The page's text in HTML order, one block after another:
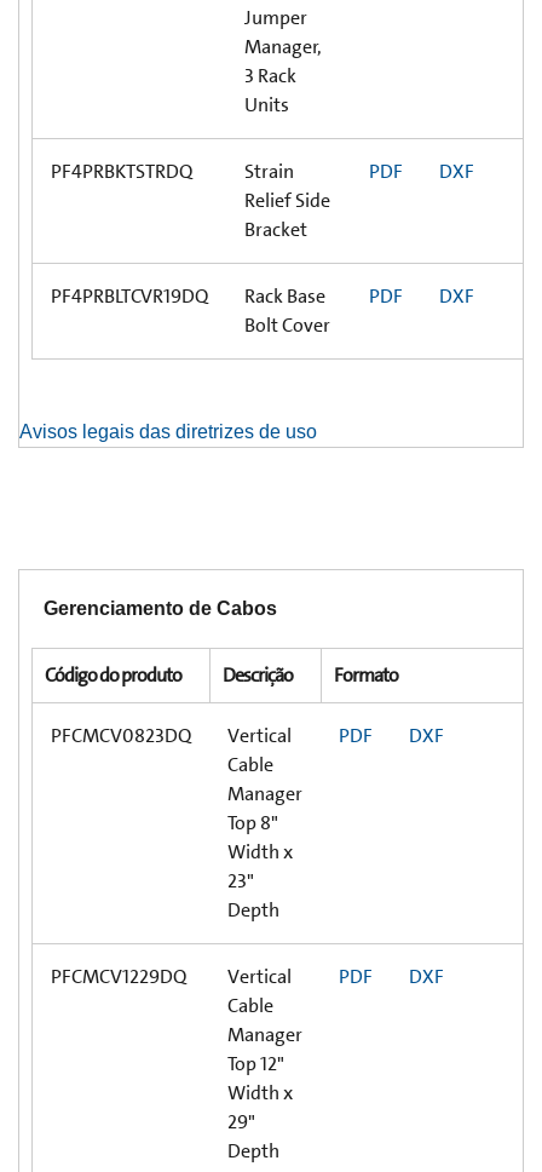
Jumper
Manager,
3 Rack
Units
PF4PRBKTSTRDQ
Strain
Relief Side
Bracket
PDF DXF
PF4PRBLTCVR19DQ
Rack Base
Bolt Cover
PDF DXF
Avisos legais das diretrizes de uso
Gerenciamento de Cabos
Código do produto Descrição Formato
PFCMCV0823DQ
Vertical
Cable
Manager
Top 8"
Width x
23"
Depth
PDF DXF
PFCMCV1229DQ
Vertical
Cable
Manager
Top 12"
Width x
29"
Depth
PDF DXF